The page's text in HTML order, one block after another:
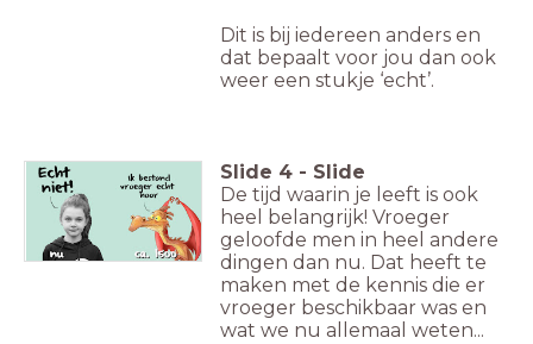
Dit is bij iedereen anders en
dat bepaalt voor jou dan ook
weer een stukje ‘echt’.
Slide 4 - Slide
De tijd waarin je leeft is ook
heel belangrijk! Vroeger
geloofde men in heel andere
dingen dan nu. Dat heeft te
maken met de kennis die er
vroeger beschikbaar was en
wat we nu allemaal weten...